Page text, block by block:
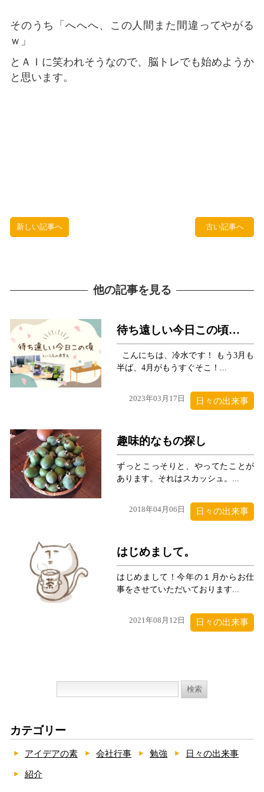
そのうち「へへへ、この人間また間違ってやがる
ｗ」
とＡＩに笑われそうなので、脳トレでも始めようか
と思います。
新しい記事へ 古い記事へ
他の記事を見る
待ち遠しい今日この頃…
こんにちは、冷水です！ もう3月も
半ば、4月がもうすぐそこ！...
2023年03月17日 日々の出来事
趣味的なもの探し
ずっとこっそりと、やってたことが
あります。それはスカッシュ。...
2018年04月06日 日々の出来事
はじめまして。
はじめまして！今年の１月からお仕
事をさせていただいております...
2021年08月12日 日々の出来事
検
カテゴリー
アイデアの素 会社行事 勉強 日々の出来事
紹介